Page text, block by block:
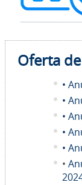
Oferta
•
•
•
•
•
•